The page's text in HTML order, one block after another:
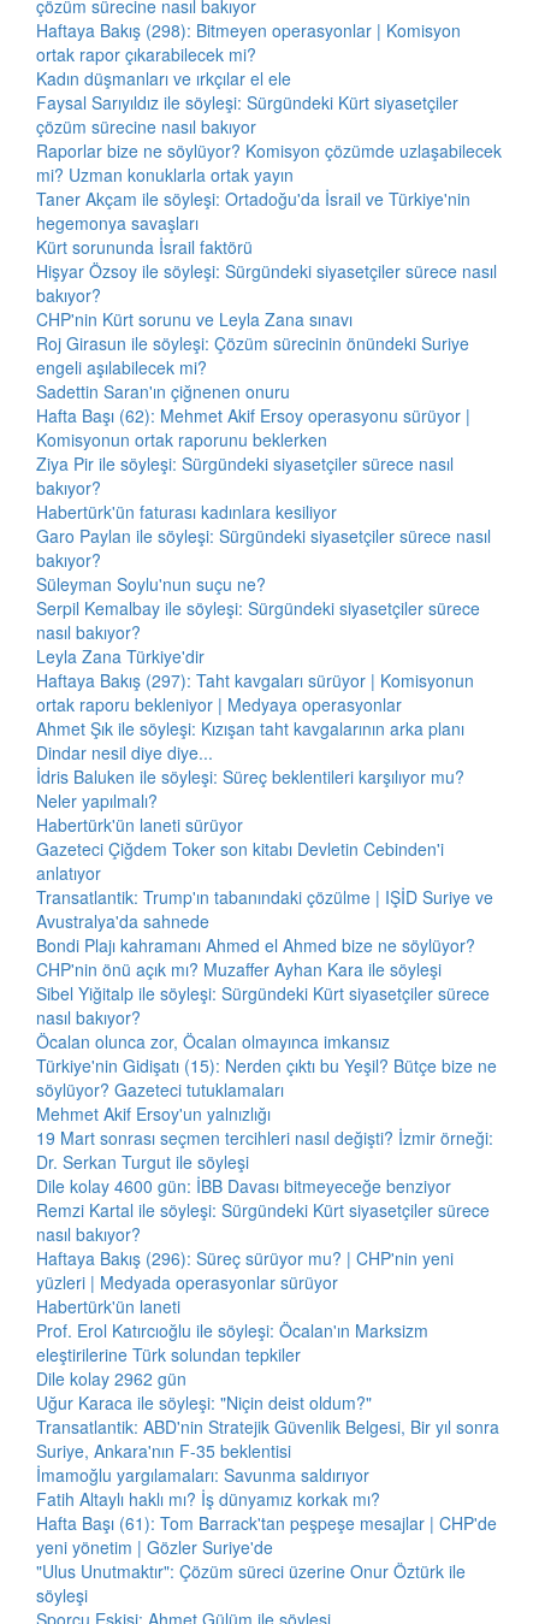
çözüm sürecine nasıl bakıyor
Haftaya Bakış (298): Bitmeyen operasyonlar | Komisyon
ortak rapor çıkarabilecek mi?
Kadın düşmanları ve ırkçılar el ele
Faysal Sarıyıldız ile söyleşi: Sürgündeki Kürt siyasetçiler
çözüm sürecine nasıl bakıyor
Raporlar bize ne söylüyor? Komisyon çözümde uzlaşabilecek
mi? Uzman konuklarla ortak yayın
Taner Akçam ile söyleşi: Ortadoğu'da İsrail ve Türkiye'nin
hegemonya savaşları
Kürt sorununda İsrail faktörü
Hişyar Özsoy ile söyleşi: Sürgündeki siyasetçiler sürece nasıl
bakıyor?
CHP'nin Kürt sorunu ve Leyla Zana sınavı
Roj Girasun ile söyleşi: Çözüm sürecinin önündeki Suriye
engeli aşılabilecek mi?
Sadettin Saran'ın çiğnenen onuru
Hafta Başı (62): Mehmet Akif Ersoy operasyonu sürüyor |
Komisyonun ortak raporunu beklerken
Ziya Pir ile söyleşi: Sürgündeki siyasetçiler sürece nasıl
bakıyor?
Habertürk'ün faturası kadınlara kesiliyor
Garo Paylan ile söyleşi: Sürgündeki siyasetçiler sürece nasıl
bakıyor?
Süleyman Soylu'nun suçu ne?
Serpil Kemalbay ile söyleşi: Sürgündeki siyasetçiler sürece
nasıl bakıyor?
Leyla Zana Türkiye'dir
Haftaya Bakış (297): Taht kavgaları sürüyor | Komisyonun
ortak raporu bekleniyor | Medyaya operasyonlar
Ahmet Şık ile söyleşi: Kızışan taht kavgalarının arka planı
Dindar nesil diye diye...
İdris Baluken ile söyleşi: Süreç beklentileri karşılıyor mu?
Neler yapılmalı?
Habertürk'ün laneti sürüyor
Gazeteci Çiğdem Toker son kitabı Devletin Cebinden'i
anlatıyor
Transatlantik: Trump'ın tabanındaki çözülme | IŞİD Suriye ve
Avustralya'da sahnede
Bondi Plajı kahramanı Ahmed el Ahmed bize ne söylüyor?
CHP'nin önü açık mı? Muzaffer Ayhan Kara ile söyleşi
Sibel Yiğitalp ile söyleşi: Sürgündeki Kürt siyasetçiler sürece
nasıl bakıyor?
Öcalan olunca zor, Öcalan olmayınca imkansız
Türkiye'nin Gidişatı (15): Nerden çıktı bu Yeşil? Bütçe bize ne
söylüyor? Gazeteci tutuklamaları
Mehmet Akif Ersoy'un yalnızlığı
19 Mart sonrası seçmen tercihleri nasıl değişti? İzmir örneği:
Dr. Serkan Turgut ile söyleşi
Dile kolay 4600 gün: İBB Davası bitmeyeceğe benziyor
Remzi Kartal ile söyleşi: Sürgündeki Kürt siyasetçiler sürece
nasıl bakıyor?
Haftaya Bakış (296): Süreç sürüyor mu? | CHP'nin yeni
yüzleri | Medyada operasyonlar sürüyor
Habertürk'ün laneti
Prof. Erol Katırcıoğlu ile söyleşi: Öcalan'ın Marksizm
eleştirilerine Türk solundan tepkiler
Dile kolay 2962 gün
Uğur Karaca ile söyleşi: "Niçin deist oldum?"
Transatlantik: ABD'nin Stratejik Güvenlik Belgesi, Bir yıl sonra
Suriye, Ankara'nın F-35 beklentisi
İmamoğlu yargılamaları: Savunma saldırıyor
Fatih Altaylı haklı mı? İş dünyamız korkak mı?
Hafta Başı (61): Tom Barrack'tan peşpeşe mesajlar | CHP'de
yeni yönetim | Gözler Suriye'de
"Ulus Unutmaktır": Çözüm süreci üzerine Onur Öztürk ile
söyleşi
Sporcu Eskisi: Ahmet Gülüm ile söyleşi